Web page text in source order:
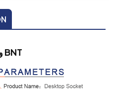
وصف المقبس العلوي للمكتب BNT